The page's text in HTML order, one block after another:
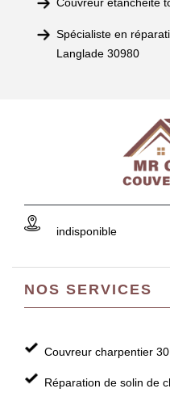
Spécialiste en
Langlade 30980
indisponible
NOS SERVICES
Couvreur charpentier 30
Réparation de solin de